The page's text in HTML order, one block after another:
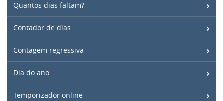
Quantos dias faltam?
Contador de dias
Contagem regressiva
Dia do ano
Temporizador online